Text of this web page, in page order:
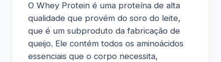
O Whey Protein é uma proteína de alta
qualidade que provém do soro do leite,
que é um subproduto da fabricação de
queijo. Ele contém todos os aminoácidos
essenciais que o corpo necessita,